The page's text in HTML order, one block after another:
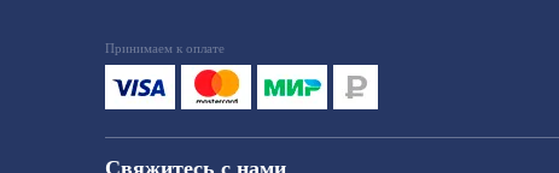
Принимаем к оплате
Свяжитесь с нами